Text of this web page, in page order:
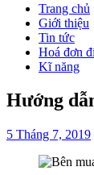
Trang chủ
Giới thiệu
Tin tức
Hoá đơn
Kĩ năng
Hướng
5 Tháng 7, 2019